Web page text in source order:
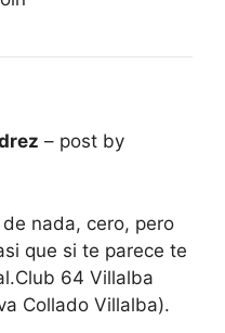
– post by
nada, cero, pero
que si te parece te
64 Villalba
Collado Villalba).